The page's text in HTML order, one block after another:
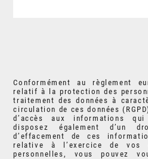
Conformément au règlement
relatif à la protection des
traitement des données à
circulation de ces données
d’accès aux informations
disposez également d’un
d’effacement de ces
relative à l’exercice de vos
personnelles, vous pouvez